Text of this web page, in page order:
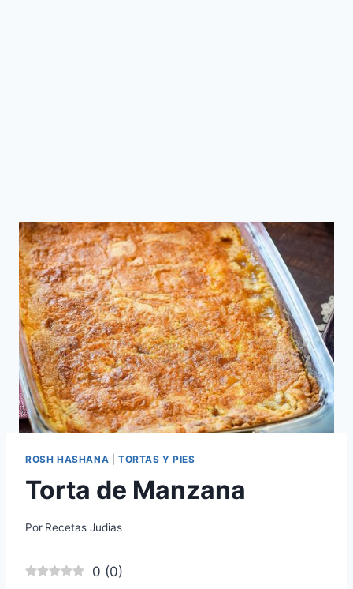
ROSH HASHANA TORTAS Y PIES
Torta de Manzana
Por Recetas Judias
0 (0)